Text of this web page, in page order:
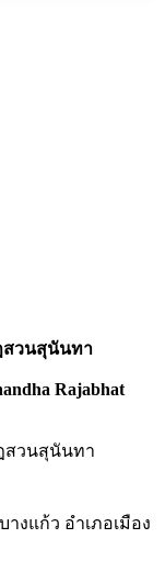
สวนสุนันทา
Rajabhat
สวนสุนันทา
งแก้ว อำเภอเมือง